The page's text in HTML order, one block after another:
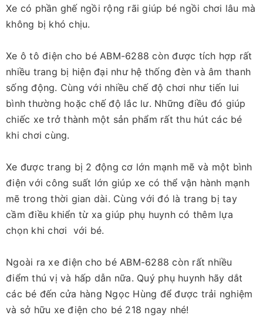
Xe có phần ghế ngồi rộng rãi giúp bé ngồi chơi lâu mà
không bị khó chịu.
Xe ô tô điện cho bé ABM-6288 còn được tích hợp rất
nhiều trang bị hiện đại như hệ thống đèn và âm thanh
sống động. Cùng với nhiều chế độ chơi như tiến lui
bình thường hoặc chế độ lắc lư. Những điều đó giúp
chiếc xe trở thành một sản phẩm rất thu hút các bé
khi chơi cùng.
Xe được trang bị 2 động cơ lớn mạnh mẽ và một bình
điện với công suất lớn giúp xe có thể vận hành mạnh
mẽ trong thời gian dài. Cùng với đó là trang bị tay
cầm điều khiển từ xa giúp phụ huynh có thêm lựa
chọn khi chơi với bé.
Ngoài ra xe điện cho bé ABM-6288 còn rất nhiều
điểm thú vị và hấp dẫn nữa. Quý phụ huynh hãy dắt
các bé đến cửa hàng Ngọc Hùng để được trải nghiệm
và sở hữu xe điện cho bé 218 ngay nhé!